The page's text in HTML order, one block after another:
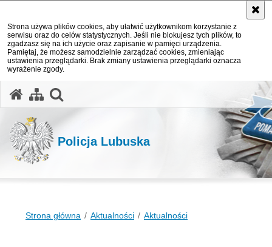
Strona używa plików cookies, aby ułatwić użytkownikom korzystanie z
serwisu oraz do celów statystycznych. Jeśli nie blokujesz tych plików, to
zgadzasz się na ich użycie oraz zapisanie w pamięci urządzenia.
Pamiętaj, że możesz samodzielnie zarządzać cookies, zmieniając
ustawienia przeglądarki. Brak zmiany ustawienia przeglądarki oznacza
wyrażenie zgody.
Policja Lubuska
Strona główna Aktualności Aktualności